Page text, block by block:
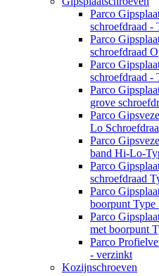
Parco
schroefdraad -
Parco
schroefdraad
Parco
schroefdraad -
Parco
grove
Parco
Lo
Parco
band Hi-Lo-
Parco
schroefdraad
Parco
boorpunt Type
Parco
met boorpunt
Parco
- verzinkt
Kozijnschroeven